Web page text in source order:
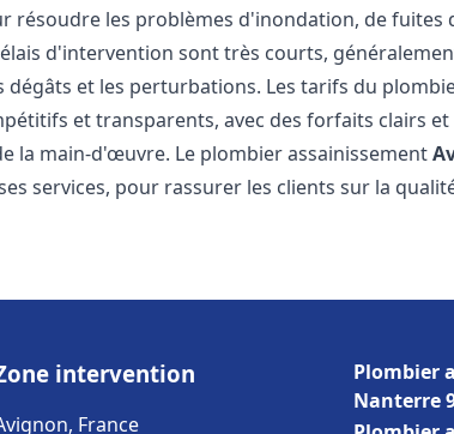
résoudre les problèmes d'inondation, de fuites
d'intervention sont très courts,
dégâts et les perturbations. Les tarifs du
et transparents, avec des forfaits clairs et
la main-d'œuvre. Le plombier assainissement
services, pour rassurer les clients sur la
intervention
France
Plombier
Nanterre